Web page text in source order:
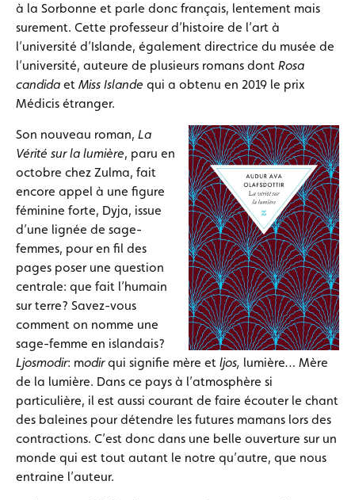
à la Sorbonne et parle donc français, lentement mais
surement. Cette professeur d’histoire de l’art à
l’université d’Islande, également directrice du musée de
l’université, auteure de plusieurs romans dont Rosa
candida et Miss Islande qui a obtenu en 2019 le prix
Médicis étranger.
Son nouveau roman, La
Vérité sur la lumière, paru en
octobre chez Zulma, fait
encore appel à une figure
féminine forte, Dyja, issue
d’une lignée de sage-
femmes, pour en fil des
pages poser une question
centrale: que fait l’humain
sur terre? Savez-vous
comment on nomme une
sage-femme en islandais?
Ljosmodir: modirqui signifie mère et ljos, lumière… Mère
de la lumière. Dans ce pays à l’atmosphère si
particulière, il est aussi courant de faire écouter le chant
des baleines pour détendre les futures mamans lors des
contractions. C’est donc dans une belle ouverture sur un
monde qui est tout autant le notre qu’autre, que nous
entraine l’auteur.